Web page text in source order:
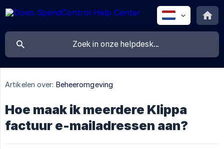
Artikelen over: Beheeromgeving
Hoe maak ik meerdere Klippa
factuur e-mailadressen aan?